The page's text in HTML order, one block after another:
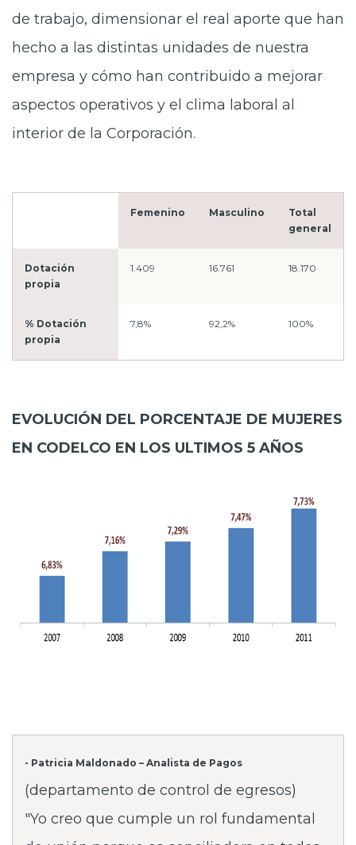
de trabajo, dimensionar el real aporte que han
hecho a las distintas unidades de nuestra
empresa y cómo han contribuido a mejorar
aspectos operativos y el clima laboral al
interior de la Corporación.
Femenino Masculino
Total
general
Dotación
propia
1.409 16.761 18.170
% Dotación
propia
7,8% 92,2% 100%
EVOLUCIÓN DEL PORCENTAJE DE MUJERES
EN CODELCO EN LOS ULTIMOS 5 AÑOS
- Patricia Maldonado – Analista de Pagos
(departamento de control de egresos)
"Yo creo que cumple un rol fundamental